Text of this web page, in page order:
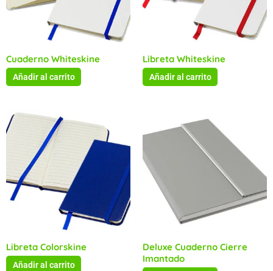
Cuaderno Whiteskine
Añadir al carrito
Libreta Whiteskine
Añadir al carrito
Libreta Colorskine
Añadir al carrito
Deluxe Cuaderno Cierre
Imantado